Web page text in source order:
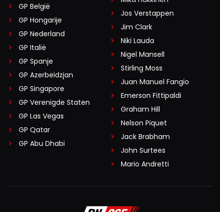
GP België
GP Hongarije
GP Nederland
GP Italië
GP Spanje
GP Azerbeidzjan
GP Singapore
GP Verenigde Staten
GP Las Vegas
GP Qatar
GP Abu Dhabi
Jos Verstappen
Jim Clark
Niki Lauda
Nigel Mansell
Stirling Moss
Juan Manuel Fangio
Emerson Fittipaldi
Graham Hill
Nelson Piquet
Jack Brabham
John Surtees
Mario Andretti